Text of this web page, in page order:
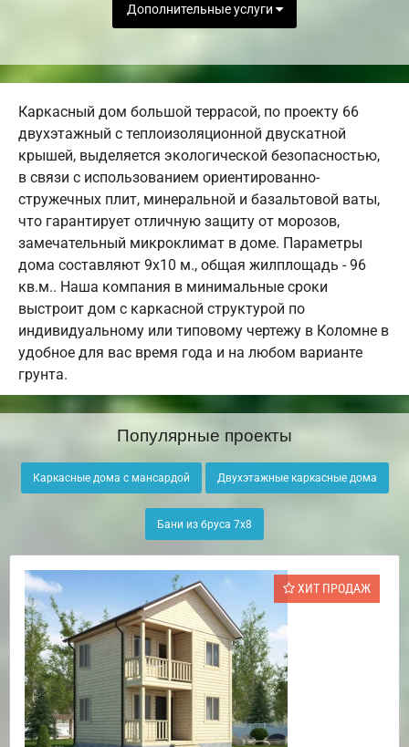
Дополнительные услуги
Каркасный дом большой террасой, по проекту 66
двухэтажный с теплоизоляционной двускатной
крышей, выделяется экологической безопасностью,
в связи с использованием ориентированно-
стружечных плит, минеральной и базальтовой ваты,
что гарантирует отличную защиту от морозов,
замечательный микроклимат в доме. Параметры
дома составляют 9х10 м., общая жилплощадь - 96
кв.м.. Наша компания в минимальные сроки
выстроит дом с каркасной структурой по
индивидуальному или типовому чертежу в Коломне в
удобное для вас время года и на любом варианте
грунта.
Популярные проекты
Каркасные дома с мансардой Двухэтажные каркасные дома
Бани из бруса 7х8
ХИТ ПРОДАЖ